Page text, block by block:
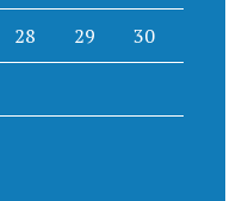
28 29 30